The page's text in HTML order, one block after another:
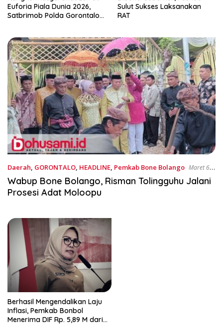
Euforia Piala Dunia 2026,
Satbrimob Polda Gorontalo
Sulut Sukses Laksanakan
RAT
Daerah, GORONTALO, HEADLINE, Pemkab Bone Bolango Maret 6,
2025
Wabup Bone Bolango, Risman Tolingguhu Jalani
Prosesi Adat Moloopu
Berhasil Mengendalikan Laju
Inflasi, Pemkab Bonbol
Menerima DIF Rp. 5,89 M dari